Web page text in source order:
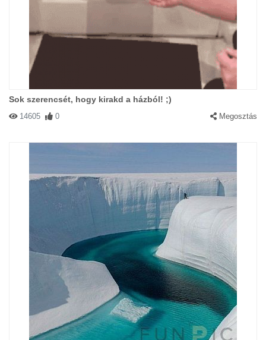
Sok szerencsét, hogy kirakd a házból! ;)
14605 0 Megosztás